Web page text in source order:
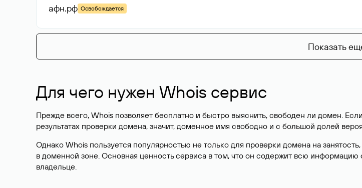
афн.рф Освобождается
Показать
Для чего нужен Whois сервис
Прежде всего, Whois позволяет бесплатно и быстро выяснить, свободен ли домен.
результатах проверки домена, значит, доменное имя свободно и с большой долей
Однако Whois пользуется популярностью не только для проверки домена на
в доменной зоне. Основная ценность сервиса в том, что он содержит всю
владельце.